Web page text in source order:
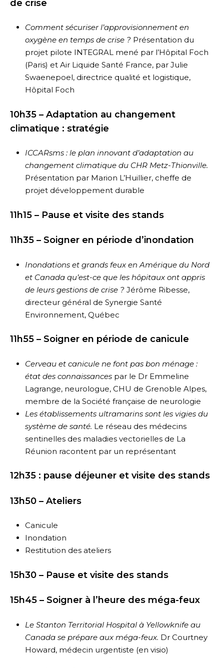
de crise
Comment sécuriser l’approvisionnement en
oxygène en temps de crise ? Présentation du
projet pilote INTEGRAL mené par l’Hôpital Foch
(Paris) et Air Liquide Santé France, par Julie
Swaenepoel, directrice qualité et logistique,
Hôpital Foch
10h35 – Adaptation au changement
climatique : stratégie
ICCARsms : le plan innovant d’adaptation au
changement climatique du CHR Metz-Thionville.
Présentation par Marion L’Huillier, cheffe de
projet développement durable
11h15 – Pause et visite des stands
11h35 – Soigner en période d’inondation
Inondations et grands feux en Amérique du Nord
et Canada qu’est-ce que les hôpitaux ont appris
de leurs gestions de crise ? Jérôme Ribesse,
directeur général de Synergie Santé
Environnement, Québec
11h55 – Soigner en période de canicule
Cerveau et canicule ne font pas bon ménage :
état des connaissances par le Dr Emmeline
Lagrange, neurologue, CHU de Grenoble Alpes,
membre de la Société française de neurologie
Les établissements ultramarins sont les vigies du
système de santé. Le réseau des médecins
sentinelles des maladies vectorielles de La
Réunion racontent par un représentant
12h35 : pause déjeuner et visite des stands
13h50 – Ateliers
Canicule
Inondation
Restitution des ateliers
15h30 – Pause et visite des stands
15h45 – Soigner à l’heure des méga-feux
Le Stanton Territorial Hospital à Yellowknife au
Canada se prépare aux méga-feux. Dr Courtney
Howard, médecin urgentiste (en visio)